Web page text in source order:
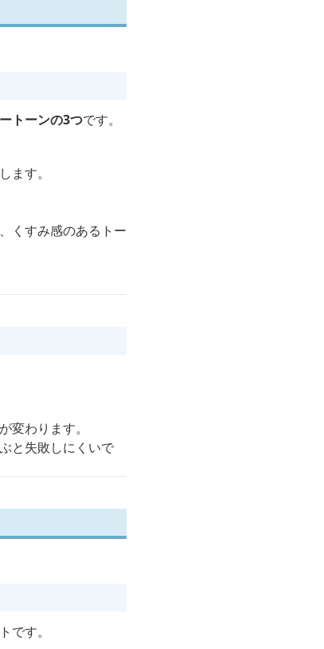
トーンの3つです。
ます。
くすみ感のあるトー
変わります。
と失敗しにくいで
です。